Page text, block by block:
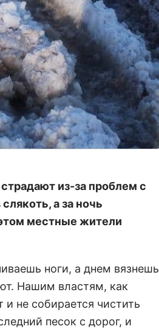
из-за проблем с
а за ночь
местные жители
ноги, а днем вязнешь
Нашим властям, как
и не собирается чистить
песок с дорог, и